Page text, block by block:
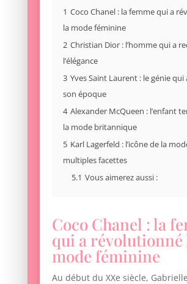
1 Coco Chanel : la femme qui a
la mode féminine
2 Christian Dior : l’homme qui a
l’élégance
3 Yves Saint Laurent : le génie
son époque
4 Alexander McQueen : l’enfant
la mode britannique
5 Karl Lagerfeld : l’icône de la
multiples facettes
5.1 Vous aimerez aussi :
Coco Chanel : la
qui a révolutionné
mode féminine
Au début du XXe siècle,